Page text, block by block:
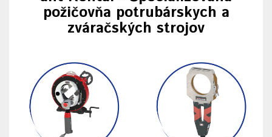
požičovňa potrubárskych a
zváračských strojov